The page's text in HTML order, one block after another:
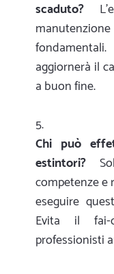
scaduto?
aggiornerà il
a buon fine.
Chi può
estintori?
competenze e
eseguire
Evita il
professionisti